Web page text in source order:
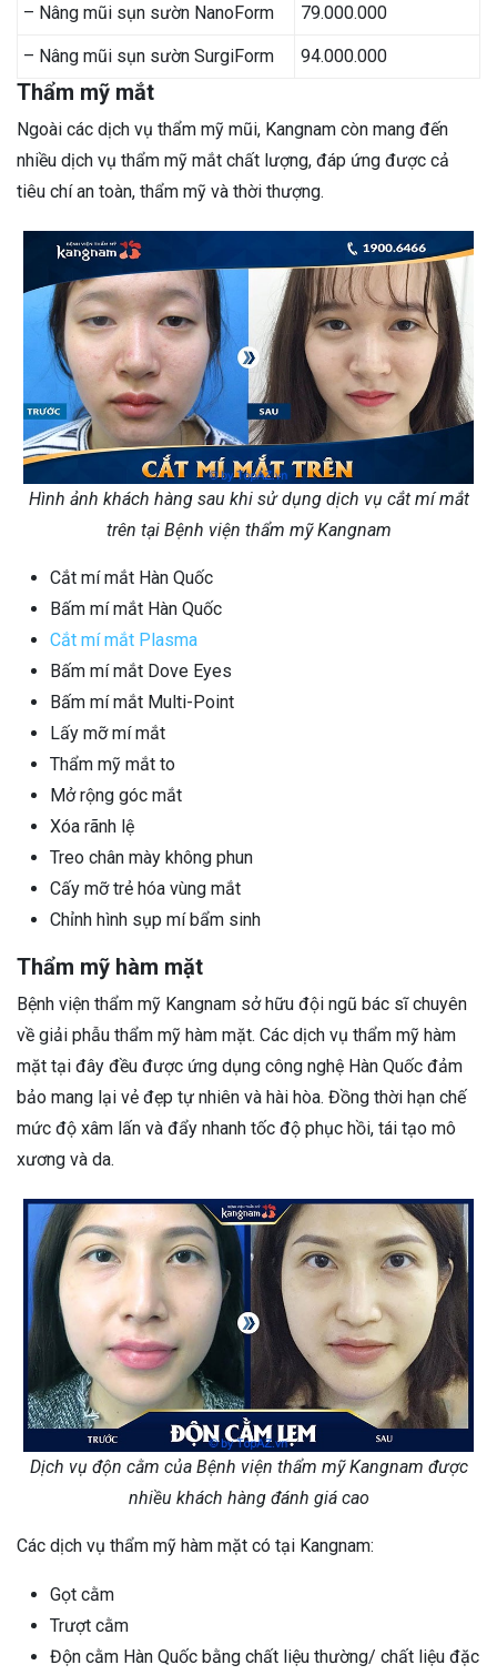
– Nâng mũi sụn sườn NanoForm 79.000.000
– Nâng mũi sụn sườn SurgiForm 94.000.000
Thẩm mỹ mắt
Ngoài các dịch vụ thẩm mỹ mũi, Kangnam còn mang đến
nhiều dịch vụ thẩm mỹ mắt chất lượng, đáp ứng được cả
tiêu chí an toàn, thẩm mỹ và thời thượng.
Hình ảnh khách hàng sau khi sử dụng dịch vụ cắt mí mắt
trên tại Bệnh viện thẩm mỹ Kangnam
Cắt mí mắt Hàn Quốc
Bấm mí mắt Hàn Quốc
Cắt mí mắt Plasma
Bấm mí mắt Dove Eyes
Bấm mí mắt Multi-Point
Lấy mỡ mí mắt
Thẩm mỹ mắt to
Mở rộng góc mắt
Xóa rãnh lệ
Treo chân mày không phun
Cấy mỡ trẻ hóa vùng mắt
Chỉnh hình sụp mí bẩm sinh
Thẩm mỹ hàm mặt
Bệnh viện thẩm mỹ Kangnam sở hữu đội ngũ bác sĩ chuyên
về giải phẫu thẩm mỹ hàm mặt. Các dịch vụ thẩm mỹ hàm
mặt tại đây đều được ứng dụng công nghệ Hàn Quốc đảm
bảo mang lại vẻ đẹp tự nhiên và hài hòa. Đồng thời hạn chế
mức độ xâm lấn và đẩy nhanh tốc độ phục hồi, tái tạo mô
xương và da.
Dịch vụ độn cằm của Bệnh viện thẩm mỹ Kangnam được
nhiều khách hàng đánh giá cao
Các dịch vụ thẩm mỹ hàm mặt có tại Kangnam:
Gọt cằm
Trượt cằm
Độn cằm Hàn Quốc bằng chất liệu thường/ chất liệu đặc